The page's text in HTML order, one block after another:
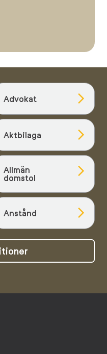
Advokat
Aktbilaga
Allmän
domstol
Anstånd